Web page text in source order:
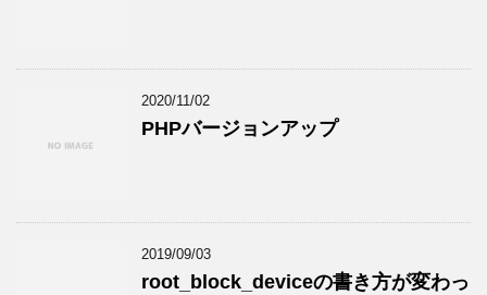
2020/11/02
PHPバージョンアップ
2019/09/03
root_block_deviceの書き方が変わっ